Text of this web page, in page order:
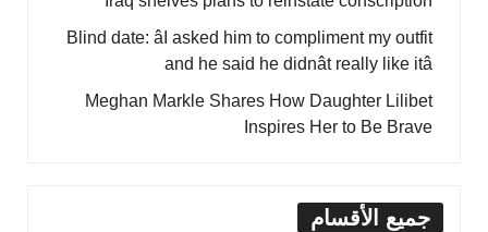
Blind date: âI asked him to compliment my outfit
and he said he didnât really like itâ
Meghan Markle Shares How Daughter Lilibet
Inspires Her to Be Brave
جميع الأقسام